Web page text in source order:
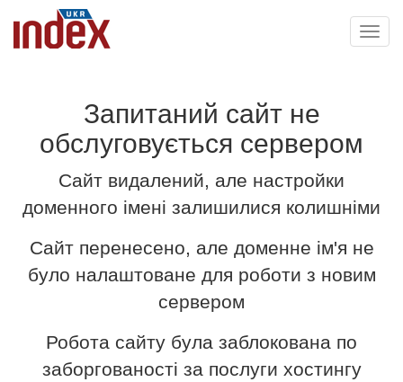
Запитаний сайт не
обслуговується сервером
Сайт видалений, але настройки
доменного імені залишилися колишніми
Сайт перенесено, але доменне ім'я не
було налаштоване для роботи з новим
сервером
Робота сайту була заблокована по
заборгованості за послуги хостингу